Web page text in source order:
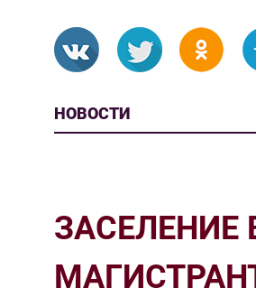
НОВОСТИ
ЗАСЕЛЕНИЕ